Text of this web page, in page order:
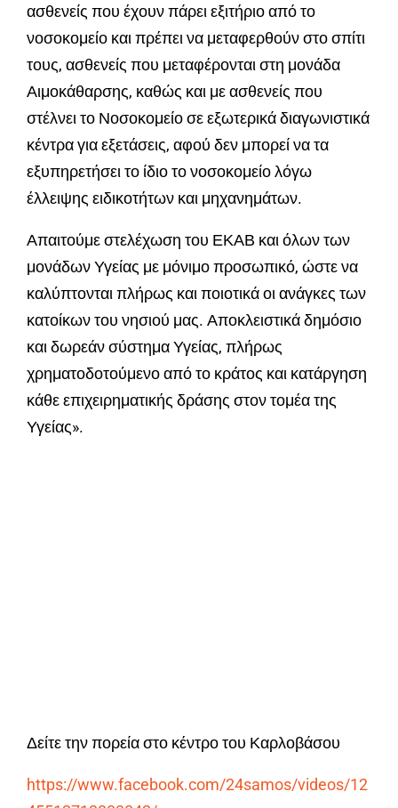
ασθενείς που έχουν πάρει εξιτήριο από το
νοσοκομείο και πρέπει να μεταφερθούν στο σπίτι
τους, ασθενείς που μεταφέρονται στη μονάδα
Αιμοκάθαρσης, καθώς και με ασθενείς που
στέλνει το Νοσοκομείο σε εξωτερικά διαγωνιστικά
κέντρα για εξετάσεις, αφού δεν μπορεί να τα
εξυπηρετήσει το ίδιο το νοσοκομείο λόγω
έλλειψης ειδικοτήτων και μηχανημάτων.
Απαιτούμε στελέχωση του ΕΚΑΒ και όλων των
μονάδων Υγείας με μόνιμο προσωπικό, ώστε να
καλύπτονται πλήρως και ποιοτικά οι ανάγκες των
κατοίκων του νησιού μας. Αποκλειστικά δημόσιο
και δωρεάν σύστημα Υγείας, πλήρως
χρηματοδοτούμενο από το κράτος και κατάργηση
κάθε επιχειρηματικής δράσης στον τομέα της
Υγείας».
Δείτε την πορεία στο κέντρο του Καρλοβάσου
https://www.facebook.com/24samos/videos/12